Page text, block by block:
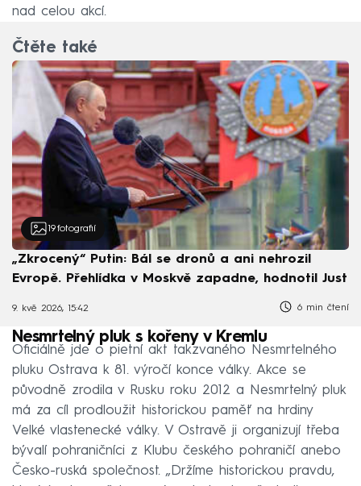
nad celou akcí.
Čtěte také
19 fotografií
„Zkrocený“ Putin: Bál se dronů a ani nehrozil
Evropě. Přehlídka v Moskvě zapadne, hodnotil Just
9. kvě 2026, 15:42 6 min čtení
Nesmrtelný pluk s kořeny v Kremlu
Oficiálně jde o pietní akt takzvaného Nesmrtelného
pluku Ostrava k 81. výročí konce války. Akce se
původně zrodila v Rusku roku 2012 a Nesmrtelný pluk
má za cíl prodloužit historickou paměť na hrdiny
Velké vlastenecké války. V Ostravě ji organizují třeba
bývalí pohraničníci z Klubu českého pohraničí anebo
Česko-ruská společnost. „Držíme historickou pravdu,